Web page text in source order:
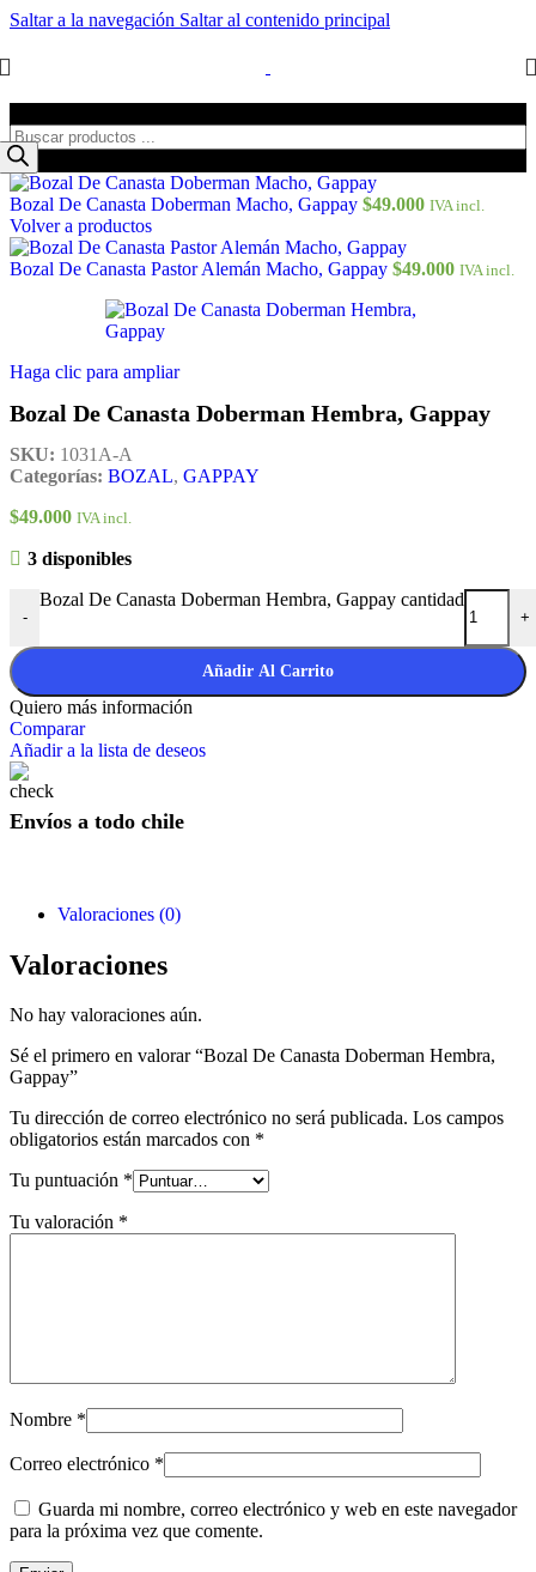
Saltar a la navegación Saltar al contenido principal
Bozal De Canasta Doberman Macho, Gappay $49.000 IVA incl.
Volver a productos
Bozal De Canasta Pastor Alemán Macho, Gappay $49.000 IVA incl.
Haga clic para ampliar
Bozal De Canasta Doberman Hembra, Gappay
SKU: 1031A-A
Categorías: BOZAL, GAPPAY
$49.000 IVA incl.
3 disponibles
-
Bozal De Canasta Doberman Hembra, Gappay cantidad
+
Añadir Al Carrito
Quiero más información
Comparar
Añadir a la lista de deseos
Envíos a todo chile
Valoraciones (0)
Valoraciones
No hay valoraciones aún.
Sé el primero en valorar “Bozal De Canasta Doberman Hembra,
Gappay”
Tu dirección de correo electrónico no será publicada. Los campos
obligatorios están marcados con *
Tu puntuación *
Tu valoración *
Nombre *
Correo electrónico *
Guarda mi nombre, correo electrónico y web en este navegador
para la próxima vez que comente.